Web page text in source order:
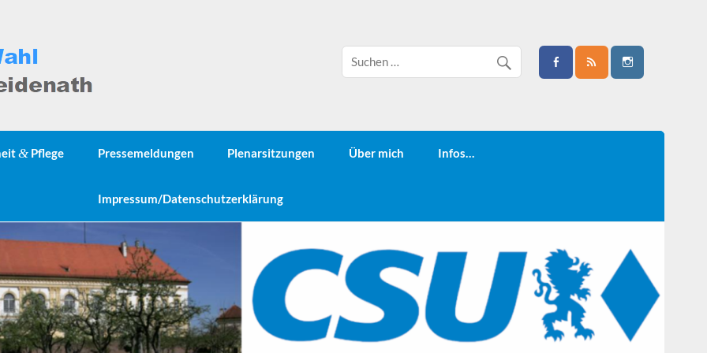
& Pflege Pressemeldungen Plenarsitzungen Über mich Infos…
Impressum/Datenschutzerklärung